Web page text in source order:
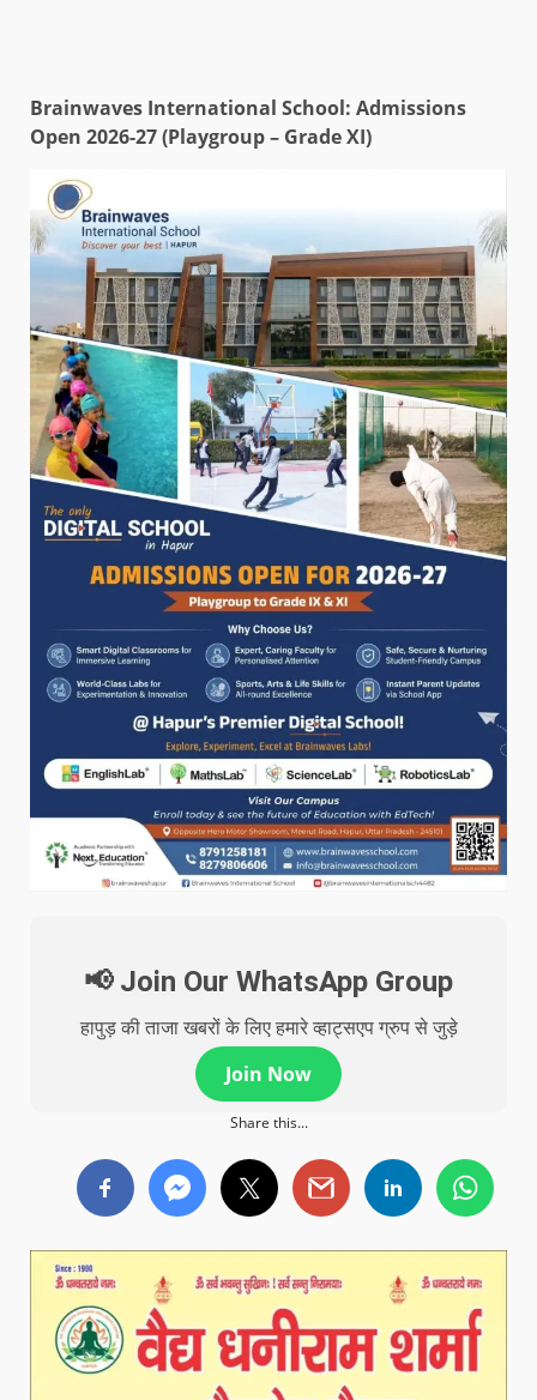
Brainwaves International School: Admissions
Open 2026-27 (Playgroup – Grade XI)
📢 Join Our WhatsApp Group
हापुड़ की ताजा खबरों के लिए हमारे व्हाट्सएप ग्रुप से जुड़े
Join Now
Share this...